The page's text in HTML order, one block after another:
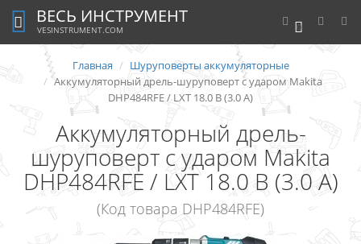
0
ВЕСЬ ИНСТРУМЕНТ
VESINSTRUMENT.COM
Главная
Шуруповерты аккумуляторные
Аккумуляторный дрель-шуруповерт с ударом Makita
DHP484RFE / LXT 18.0 В (3.0 А)
Аккумуляторный дрель-
шуруповерт с ударом Makita
DHP484RFE / LXT 18.0 В (3.0 А)
(Код товара DHP484RFE)